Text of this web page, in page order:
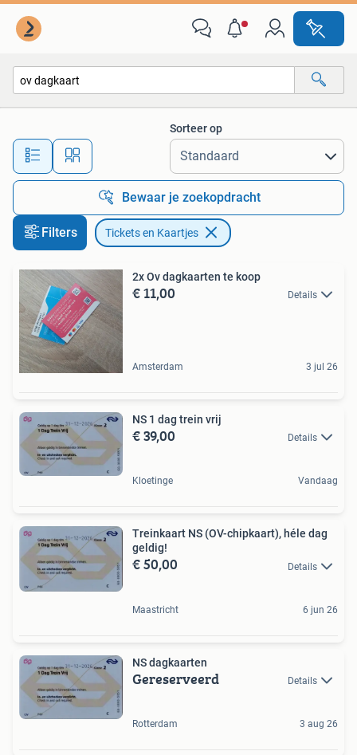
Alle afstanden…
Sorteer op
Bewaar je zoekopdracht
Filters Tickets en Kaartjes
2x Ov dagkaarten te koop
€ 11,00 Details
Amsterdam 3 jul 26
NS 1 dag trein vrij
€ 39,00 Details
Kloetinge Vandaag
Treinkaart NS (OV-chipkaart), héle dag
geldig!
€ 50,00 Details
Maastricht 6 jun 26
NS dagkaarten
Gereserveerd Details
Rotterdam 3 aug 26